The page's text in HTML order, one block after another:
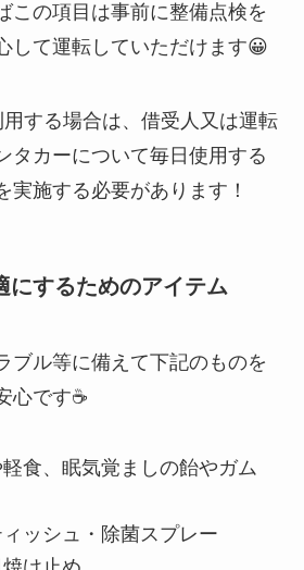
この項目は事前に整備点検を
して運転していただけます😀
する場合は、借受人又は運転
タカーについて毎日使用する
実施する必要があります！
にするためのアイテム
ブル等に備えて下記のものを
心です☕
食、眠気覚ましの飴やガム
ッシュ・除菌スプレー